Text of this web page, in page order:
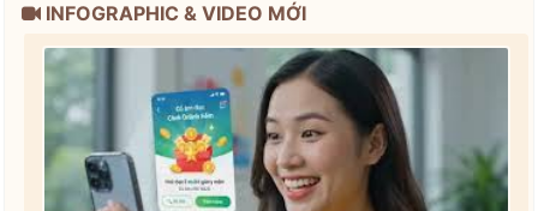
INFOGRAPHIC & VIDEO MỚI